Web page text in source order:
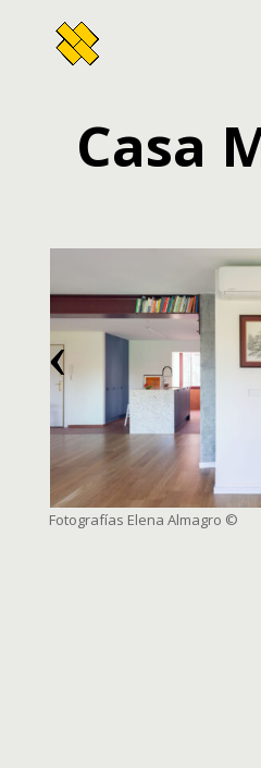
Casa
Fotografías Elena Almagro ©